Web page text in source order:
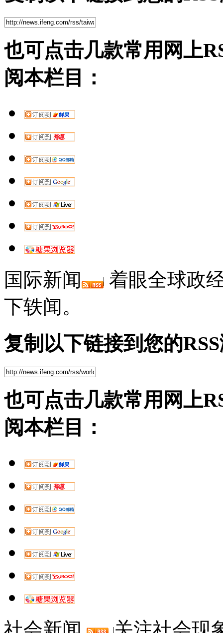
也可点击几款常用网上
阅本栏目：
国际新闻
着眼全球政
下轶闻。
复制以下链接到您的
也可点击几款常用网上
阅本栏目：